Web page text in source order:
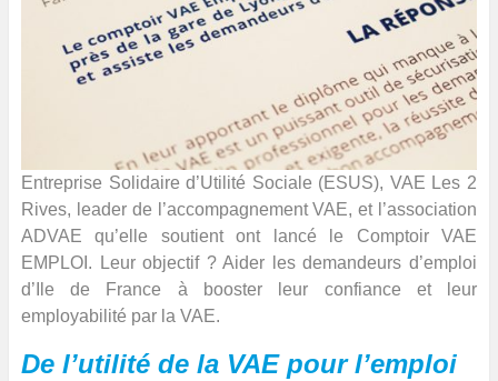
Entreprise Solidaire d’Utilité Sociale (ESUS), VAE Les 2
Rives, leader de l’accompagnement VAE, et l’association
ADVAE qu’elle soutient ont lancé le Comptoir VAE
EMPLOI. Leur objectif ? Aider les demandeurs d’emploi
d’Ile de France à booster leur confiance et leur
employabilité par la VAE.
De l’utilité de la VAE pour l’emploi